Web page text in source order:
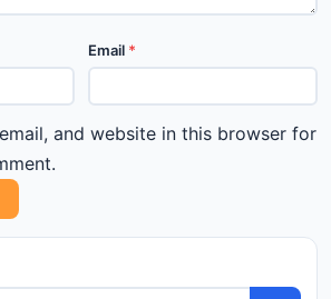
Email *
and website in this browser for